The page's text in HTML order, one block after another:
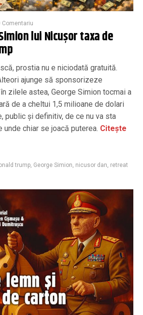
Comentariu
lui Nicușor taxa de
prostia nu e niciodată gratuită.
ajunge să sponsorizeze
zilele astea, George Simion tocmai a
de a cheltui 1,5 milioane de dolari
public și definitiv, de ce nu va sta
chiar se joacă puterea. Citește
trump, George Simion, nicusor dan, retreat